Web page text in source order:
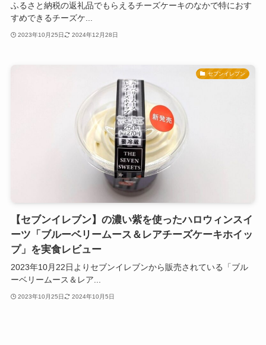
ふるさと納税の返礼品でもらえるチーズケーキのなかで特におす
すめできるチーズケ...
2023年10月25日 2024年12月28日
セブンイレブン
【セブンイレブン】の濃い紫を使ったハロウィンスイ
ーツ「ブルーベリームース＆レアチーズケーキホイッ
プ」を実食レビュー
2023年10月22日よりセブンイレブンから販売されている「ブル
ーベリームース＆レア...
2023年10月25日 2024年10月5日